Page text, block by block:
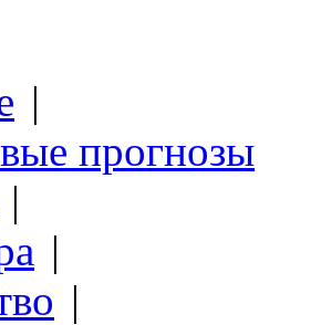
|
прогнозы
|
|
|